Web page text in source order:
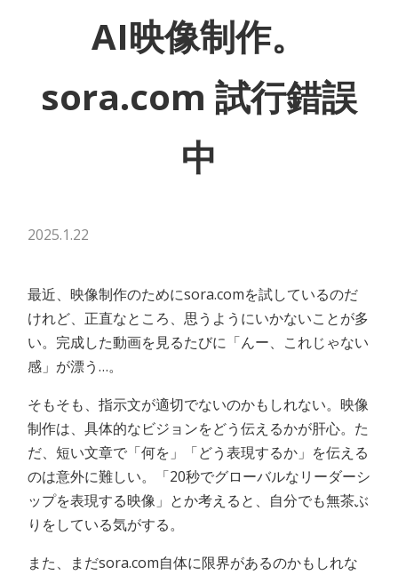
AI映像制作。
sora.com 試行錯誤
中
2025.1.22
最近、映像制作のためにsora.comを試しているのだ
けれど、正直なところ、思うようにいかないことが多
い。完成した動画を見るたびに「んー、これじゃない
感」が漂う…。
そもそも、指示文が適切でないのかもしれない。映像
制作は、具体的なビジョンをどう伝えるかが肝心。た
だ、短い文章で「何を」「どう表現するか」を伝える
のは意外に難しい。「20秒でグローバルなリーダーシ
ップを表現する映像」とか考えると、自分でも無茶ぶ
りをしている気がする。
また、まだsora.com自体に限界があるのかもしれな